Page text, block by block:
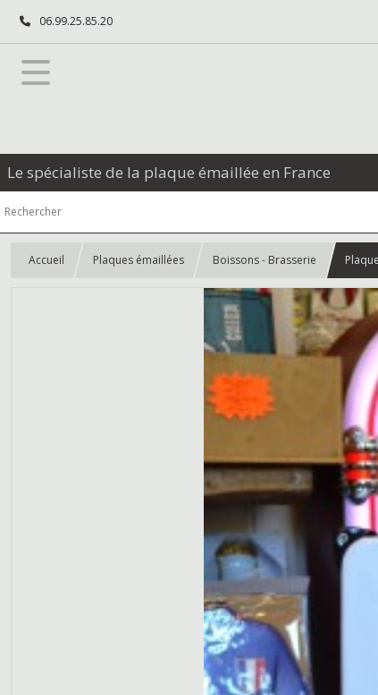
06.99.25.85.20
Le spécialiste de la plaque émaillée en France
Accueil Plaques émaillées Boissons - Brasserie